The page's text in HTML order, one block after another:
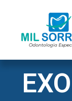
conteúdo